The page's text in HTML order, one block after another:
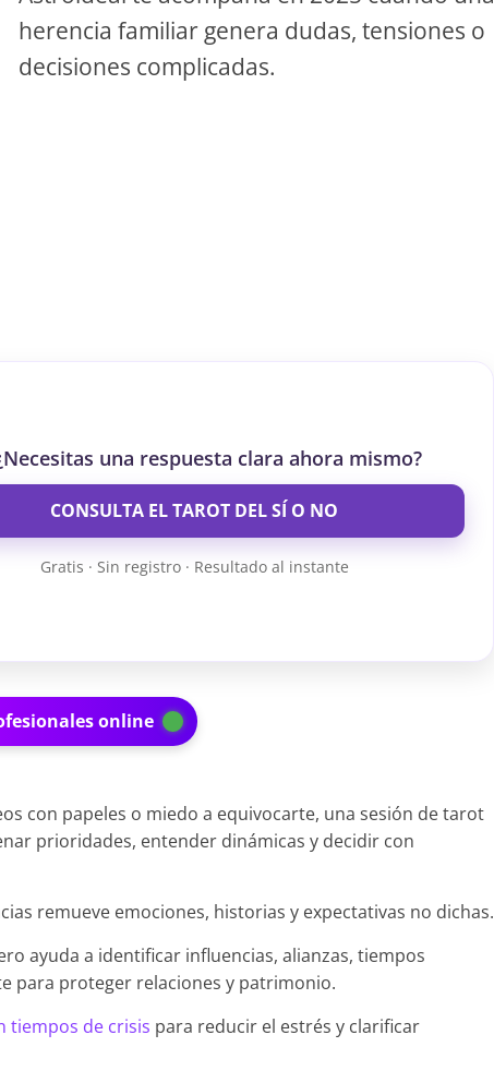
herencia familiar genera dudas, tensiones o
decisiones complicadas.
una respuesta clara ahora mismo?
CONSULTA EL TAROT DEL SÍ O NO
Gratis · Sin registro · Resultado al instante
online
con papeles o miedo a equivocarte, una sesión de tarot
prioridades, entender dinámicas y decidir con
remueve emociones, historias y expectativas no dichas.
ayuda a identificar influencias, alianzas, tiempos
para proteger relaciones y patrimonio.
tiempos de crisis para reducir el estrés y clarificar
el crédito